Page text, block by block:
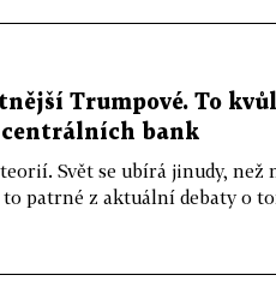
Trumpové. To
centrálních bank
Svět se ubírá jinudy, než
patrné z aktuální debaty o